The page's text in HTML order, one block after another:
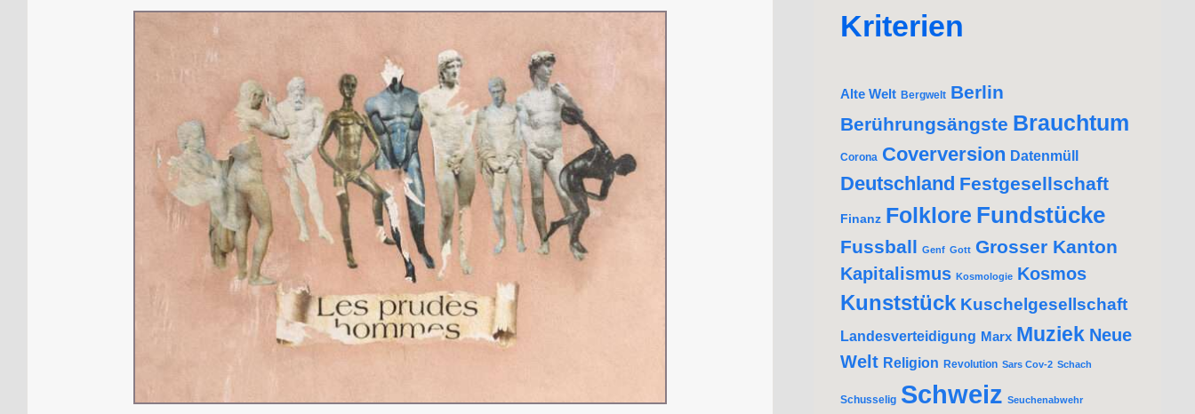
Kriterien
Alte Welt Bergwelt Berlin
Berührungsängste Brauchtum
Corona Coverversion Datenmüll
Deutschland Festgesellschaft
Finanz Folklore Fundstücke
Fussball Genf Gott Grosser Kanton
Kapitalismus Kosmologie Kosmos
Kunststück Kuschelgesellschaft
Landesverteidigung Marx Muziek Neue
Welt Religion Revolution Sars Cov-2 Schach
Schusselig Schweiz Seuchenabwehr